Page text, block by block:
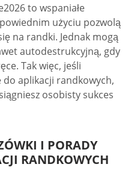
to wspaniałe
użyciu pozwolą
na randki. Jednak mogą
autodestrukcyjną, gdy
Tak więc, jeśli
aplikacji randkowych,
osobisty sukces
I PORADY
RANDKOWYCH